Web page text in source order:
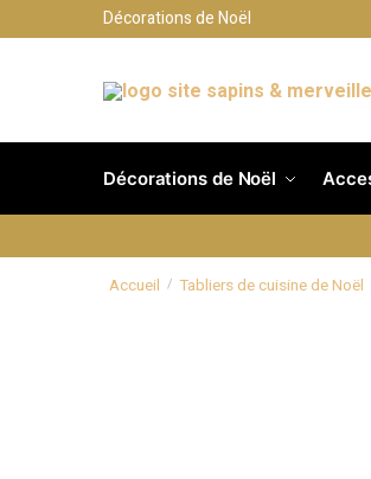
Décorations de Noël
Décorations de Noël
Accueil / Tabliers de cuisine de Noël